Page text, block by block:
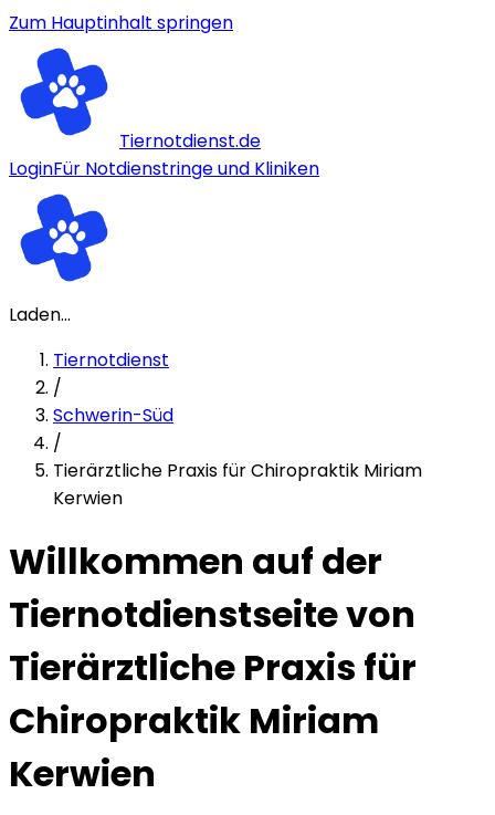
Zum Hauptinhalt springen
Tiernotdienst.de
LoginFür Notdienstringe und Kliniken
Laden...
Tiernotdienst
/
Schwerin-Süd
/
Tierärztliche Praxis für Chiropraktik Miriam
Kerwien
Willkommen auf der
Tiernotdienstseite von
Tierärztliche Praxis für
Chiropraktik Miriam
Kerwien